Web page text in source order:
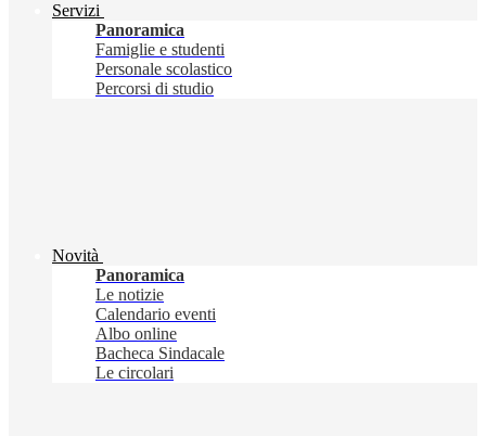
Servizi
Panoramica
Famiglie e studenti
Personale scolastico
Percorsi di studio
Novità
Panoramica
Le notizie
Calendario eventi
Albo online
Bacheca Sindacale
Le circolari